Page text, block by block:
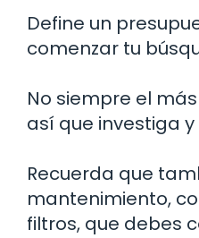
Define un
comenzar tu
No siempre el
así que investiga
Recuerda que
mantenimiento,
filtros, que debes